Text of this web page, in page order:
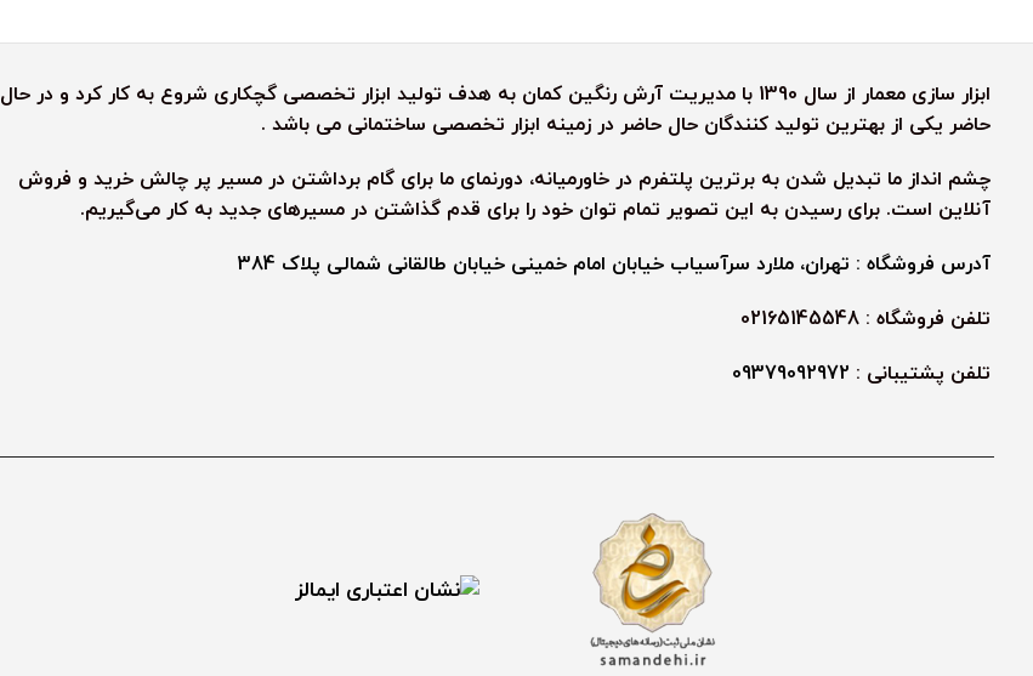
ابزار سازی معمار از سال 1390 با مدیریت آرش رنگین کمان به هدف تولید ابزار تخصصی گچکاری شروع به کار کرد و در حال
حاضر یکی از بهترین تولید کنندگان حال حاضر در زمینه ابزار تخصصی ساختمانی می باشد .
چشم انداز ما تبدیل شدن به برترین پلتفرم در خاورمیانه، دورنمای ما برای گام برداشتن در مسیر پر چالش خرید و فروش
آنلاین است. برای رسیدن به این تصویر تمام توان خود را برای قدم گذاشتن در مسیرهای جدید به کار می‌گیریم.
آدرس فروشگاه : تهران، ملارد سرآسیاب خیابان امام خمینی خیابان طالقانی شمالی پلاک 384
تلفن فروشگاه : 02165145548
تلفن پشتیبانی : 09379092972